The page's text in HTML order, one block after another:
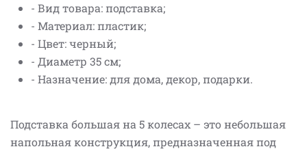
- Вид товара: подставка;
- Материал: пластик;
- Цвет: черный;
- Диаметр 35 см;
- Назначение: для дома, декор, подарки.
Подставка большая на 5 колесах – это небольшая
напольная конструкция, предназначенная под